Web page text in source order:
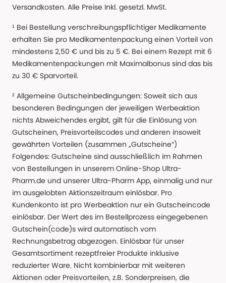
Versandkosten. Alle Preise Inkl. gesetzl. MwSt.
¹ Bei Bestellung verschreibungspflichtiger Medikamente
erhalten Sie pro Medikamentenpackung einen Vorteil von
mindestens 2,50 € und bis zu 5 €. Bei einem Rezept mit 6
Medikamentenpackungen mit Maximalbonus sind das bis
zu 30 € Sparvorteil.
² Allgemeine Gutscheinbedingungen: Soweit sich aus
besonderen Bedingungen der jeweiligen Werbeaktion
nichts Abweichendes ergibt, gilt für die Einlösung von
Gutscheinen, Preisvorteilscodes und anderen insoweit
gewährten Vorteilen (zusammen „Gutscheine“)
Folgendes: Gutscheine sind ausschließlich im Rahmen
von Bestellungen in unserem Online-Shop Ultra-
Pharm.de und unserer Ultra-Pharm App, einmalig und nur
im ausgelobten Aktionszeitraum einlösbar. Pro
Kundenkonto ist pro Werbeaktion nur ein Gutscheincode
einlösbar. Der Wert des im Bestellprozess eingegebenen
Gutschein(code)s wird automatisch vom
Rechnungsbetrag abgezogen. Einlösbar für unser
Gesamtsortiment rezeptfreier Produkte inklusive
reduzierter Ware. Nicht kombinierbar mit weiteren
Aktionen oder Preisvorteilen, z.B. Sonderpreisen, die